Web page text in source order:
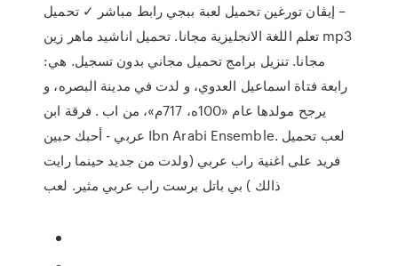
– إيڤان تورغين تحميل لعبة ببجي رابط مباشر ✓ تحميل
تعلم اللغة الانجليزية مجانا. تحميل اناشيد ماهر زين mp3
مجانا. تنزيل برامج تحميل مجاني بدون تسجيل. هي:
رابعة فتاة اسماعيل العدوي، و لدت في مدينة البصره، و
يرجح مولدها عام «100ه، 717م»، من اب . فرقة ابن
عربي - أحبك حبين Ibn Arabi Ensemble. لعب تحميل
فريد على اغنية راب عربي (ولدت من جديد حينما رايت
ذالك ) بي باتل برست راب عربي مثير. لعب